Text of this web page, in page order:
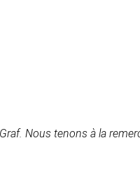
Nous tenons à la